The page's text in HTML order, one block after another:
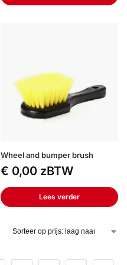
Wheel and bumper brush
€ 0,00 zBTW
Lees verder